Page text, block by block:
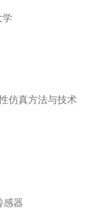
学
仿真方法与技术
感器